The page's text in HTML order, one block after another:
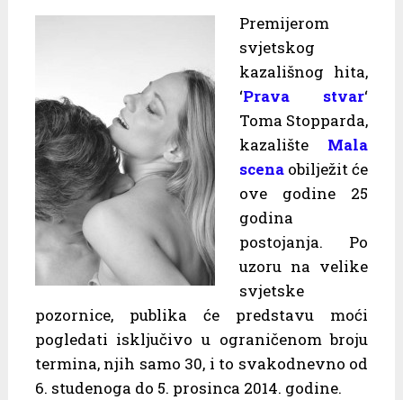
Premijerom
svjetskog
kazališnog hita,
‘Prava stvar‘
Toma Stopparda,
kazalište Mala
scenaobilježit će
ove godine 25
godina
postojanja. Po
uzoru na velike
svjetske
pozornice, publika će predstavu moći
pogledati isključivo u ograničenom broju
termina, njih samo 30, i to svakodnevno od
6. studenoga do 5. prosinca 2014. godine.